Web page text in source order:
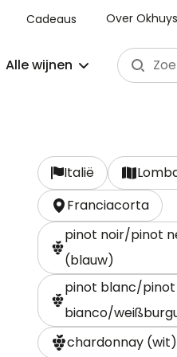
Cadeaus Over
Alle wijnen
Italië
Franciacorta
pinot noir/pinot
(blauw)
pinot blanc/pinot
bianco/
chardonnay (wit)